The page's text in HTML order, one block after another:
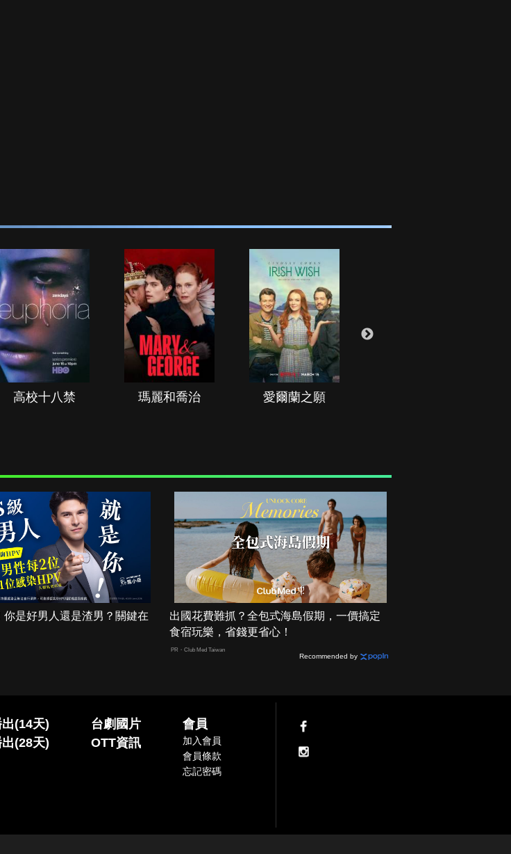
高校十八禁 瑪麗和喬治 愛爾蘭之願
你是好男人還是渣男？關鍵在
出國花費難抓？全包式海島假期，一價搞定
食宿玩樂，省錢更省心！
PR・Club Med Taiwan
Recommended by
(14天)
(28天)
台劇國片
OTT資訊
會員
加入會員
會員條款
忘記密碼